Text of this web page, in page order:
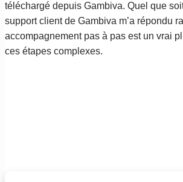
téléchargé depuis Gambiva. Quel que
support client de Gambiva m’a répondu
accompagnement pas à pas est un vrai
ces étapes complexes.